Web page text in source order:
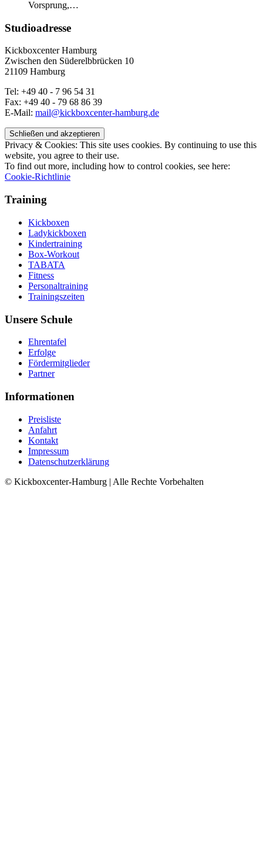
Vorsprung,…
Studioadresse
Kickboxcenter Hamburg
Zwischen den Süderelbbrücken 10
21109 Hamburg
Tel: +49 40 - 7 96 54 31
Fax: +49 40 - 79 68 86 39
E-Mail: mail@kickboxcenter-hamburg.de
Privacy & Cookies: This site uses cookies. By continuing to use this
website, you agree to their use.
To find out more, including how to control cookies, see here:
Cookie-Richtlinie
Training
Kickboxen
Ladykickboxen
Kindertraining
Box-Workout
TABATA
Fitness
Personaltraining
Trainingszeiten
Unsere Schule
Ehrentafel
Erfolge
Fördermitglieder
Partner
Informationen
Preisliste
Anfahrt
Kontakt
Impressum
Datenschutzerklärung
© Kickboxcenter-Hamburg | Alle Rechte Vorbehalten